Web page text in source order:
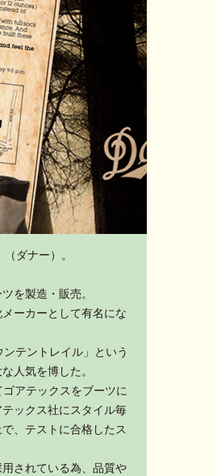
ダナー）。
を製造・販売。
ーカーとして有名にな
テントレイル」という
人気を博した。
アテックスをブーツに
ックス社にスタイル毎
、テストに合格したス
されている為、品質や